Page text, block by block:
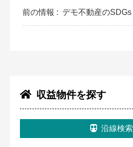
収益物件を探す
沿線検索
前の情報 : デモ不動産のSDGs